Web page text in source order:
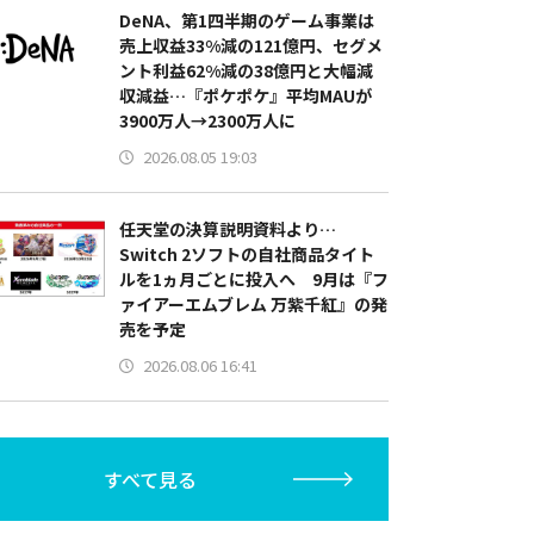
DeNA、第1四半期のゲーム事業は
売上収益33%減の121億円、セグメ
ント利益62%減の38億円と大幅減
収減益…『ポケポケ』平均MAUが
3900万人→2300万人に
2026.08.05 19:03
任天堂の決算説明資料より…
Switch 2ソフトの自社商品タイト
ルを1ヵ月ごとに投入へ 9月は『フ
ァイアーエムブレム 万紫千紅』の発
売を予定
2026.08.06 16:41
すべて見る